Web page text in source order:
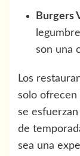
Burgers
son una
Los
solo ofrecen
se
de
sea una